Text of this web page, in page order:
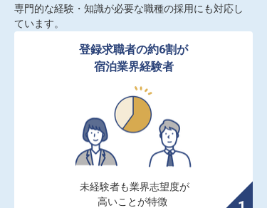
専門的な経験・知識が必要な職種の採用にも対応し
ています。
登録求職者の約6割が
宿泊業界経験者
未経験者も業界志望度が
高いことが特徴